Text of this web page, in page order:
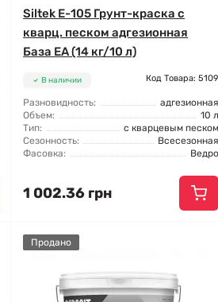
Siltek E-105 Грунт-краска с
кварц. песком адгезионная
База ЕА (14 кг/10 л)
В наличии Код Товара: 5109
Разновидность:
адгезионная
Объем:
10 л
Тип:
с кварцевым песком
Сезонность:
Всесезонная
Фасовка:
Ведро
1 002.36 грн
Продано